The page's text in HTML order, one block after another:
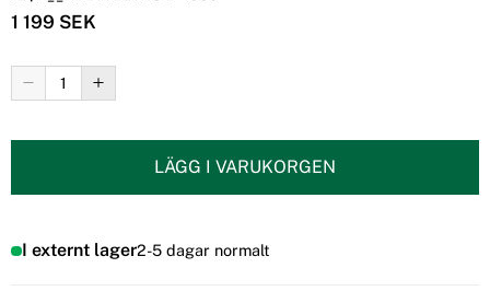
1 199 SEK
LÄGG I VARUKORGEN
I externt lager2-5 dagar normalt